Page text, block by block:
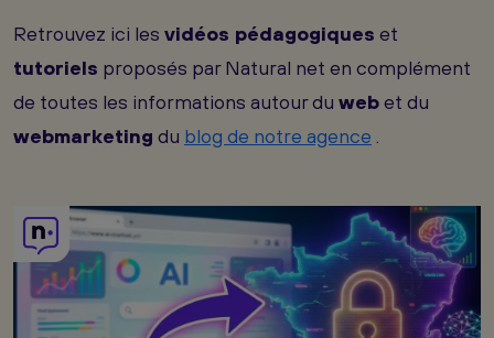
Retrouvez ici les vidéos pédagogiques et
tutoriels proposés par Natural net en complément
de toutes les informations autour du webet du
webmarketing du blog de notre agence .